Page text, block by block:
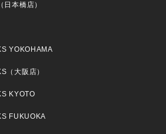
本橋店）
YOKOHAMA
（大阪店）
KYOTO
FUKUOKA